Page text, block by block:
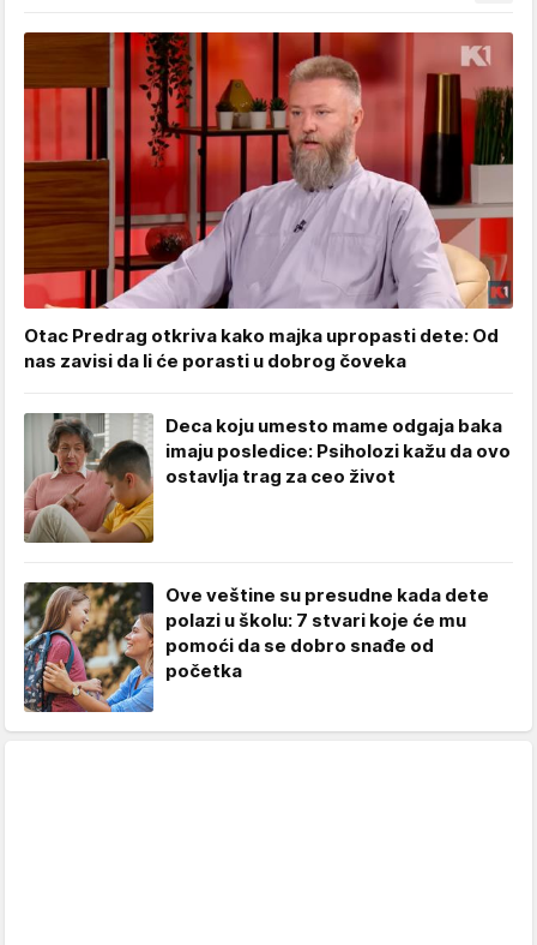
Otac Predrag otkriva kako majka upropasti dete: Od
nas zavisi da li će porasti u dobrog čoveka
Deca koju umesto mame odgaja baka
imaju posledice: Psiholozi kažu da ovo
ostavlja trag za ceo život
Ove veštine su presudne kada dete
polazi u školu: 7 stvari koje će mu
pomoći da se dobro snađe od
početka